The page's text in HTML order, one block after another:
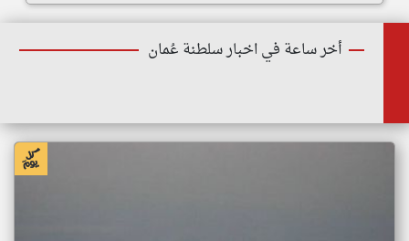
أخر ساعة في اخبار سلطنة عُمان